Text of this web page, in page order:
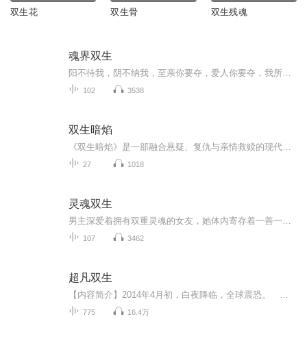
双生花 双生骨 双生残魂
魂界双生
102 3538
双生暗焰
27 1018
灵魂双生
107 3462
超凡双生
775 16.4万